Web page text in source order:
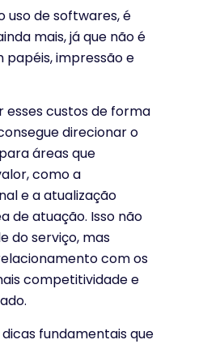
uso de softwares, é
mais, já que não é
papéis, impressão e
custos de forma
direcionar o
áreas que
como a
e a atualização
de atuação. Isso não
do serviço, mas
com os
competitividade e
fundamentais que